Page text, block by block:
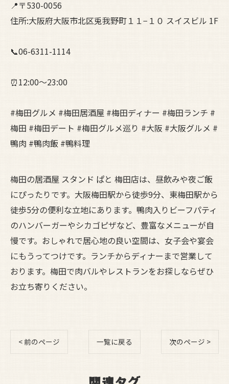
📍〒530-0056
住所:大阪府大阪市北区兎我野町１１−１０ スイスビル 1F
📞06-6311-1114
⏰12:00～23:00
#梅田グルメ #梅田居酒屋 #梅田ディナー #梅田ランチ #
梅田 #梅田デート #梅田グルメ巡り #大阪 #大阪グルメ #
鴨肉 #鴨肉飯 #鴨料理
梅田の居酒屋 スタンド ぱと 梅田店は、昼飲みや夜ご飯
にぴったりです。大阪梅田駅から徒歩9分、東梅田駅から
徒歩5分の便利な立地にあります。鴨肉入りビーフパティ
のハンバーガーやシカゴピザなど、豊富なメニューが自
慢です。おしゃれで居心地の良い空間は、女子会や宴会
にもうってつけです。ランチからディナーまで営業して
おります。梅田で肉バルやレストランをお探しならぜひ
お立ち寄りください。
< 前のページ 一覧に戻る 次のページ >